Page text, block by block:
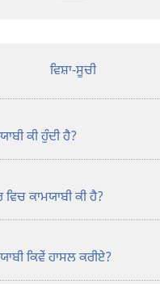
ਆਪਸ਼ਨ
ਅਸਲੀ
ਹੁੰਦੀ
ਵਿਸ਼ਾ-ਸੂਚੀ
ਕੀ ਹੁੰਦੀ ਹੈ?
ਵਿਚ ਕਾਮਯਾਬੀ ਕੀ ਹੈ?
ਕਿਵੇਂ ਹਾਸਲ ਕਰੀਏ?